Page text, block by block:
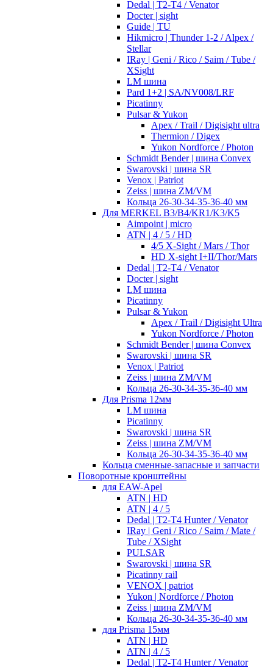
Dedal | T2-T4 / Venator
Docter | sight
Guide | TU
Hikmicro | Thunder 1-2 / Alpex /
Stellar
IRay | Geni / Rico / Saim / Tube /
XSight
LM шина
Pard 1+2 | SA/NV008/LRF
Picatinny
Pulsar & Yukon
Apex / Trail / Digisight ultra
Thermion / Digex
Yukon Nordforce / Photon
Schmidt Bender | шина Convex
Swarovski | шина SR
Venox | Patriot
Zeiss | шина ZM/VM
Кольца 26-30-34-35-36-40 мм
Для MERKEL B3/B4/KR1/K3/K5
Aimpoint | micro
ATN | 4 / 5 / HD
4/5 X-Sight / Mars / Thor
HD X-sight I+II/Thor/Mars
Dedal | T2-T4 / Venator
Docter | sight
LM шина
Picatinny
Pulsar & Yukon
Apex / Trail / Digisight Ultra
Yukon Nordforce / Photon
Schmidt Bender | шина Convex
Swarovski | шина SR
Venox | Patriot
Zeiss | шина ZM/VM
Кольца 26-30-34-35-36-40 мм
Для Prisma 12мм
LM шина
Picatinny
Swarovski | шина SR
Zeiss | шина ZM/VM
Кольца 26-30-34-35-36-40 мм
Кольца сменные-запасные и запчасти
Поворотные кронштейны
для EAW-Apel
ATN | HD
ATN | 4 / 5
Dedal | T2-T4 Hunter / Venator
IRay | Geni / Rico / Saim / Mate /
Tube / XSight
PULSAR
Swarovski | шина SR
Picatinny rail
VENOX | patriot
Yukon | Nordforce / Photon
Zeiss | шина ZM/VM
Кольца 26-30-34-35-36-40 мм
для Prisma 15мм
ATN | HD
ATN | 4 / 5
Dedal | T2-T4 Hunter / Venator